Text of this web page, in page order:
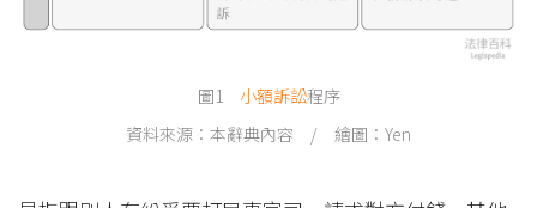
圖1 小額訴訟程序
資料來源：本辭典內容 / 繪圖：Yen